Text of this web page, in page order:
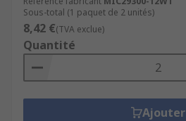
Sous-total (1 paquet de 2 unités)
8,42 €(TVA exclue)
Quantité
Ajouter